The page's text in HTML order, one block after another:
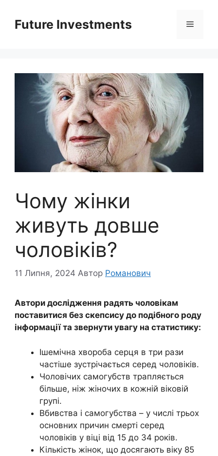
вмістуFuture Investments Меню
Чому жінки
живуть довше
чоловіків?
11 Липня, 2024 Автор Романович
Автори дослідження радять чоловікам
поставитися без скепсису до подібного роду
інформації та звернути увагу на статистику:
Ішемічна хвороба серця в три рази
частіше зустрічається серед чоловіків.
Чоловічих самогубств трапляється
більше, ніж жіночих в кожній віковій
групі.
Вбивства і самогубства – у числі трьох
основних причин смерті серед
чоловіків у віці від 15 до 34 років.
Кількість жінок, що досягають віку 85